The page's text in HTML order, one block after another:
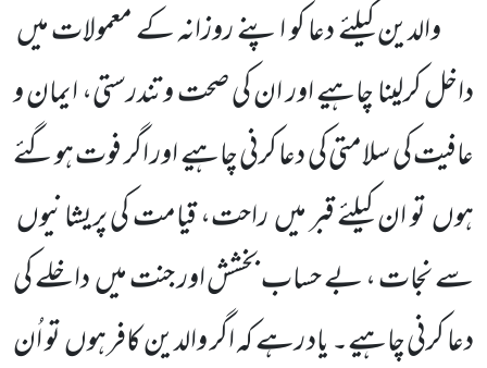
والدین کیلئے دعا کو اپنے روزانہ کے معمولات میں
داخل کرلینا چاہیے اور ان کی صحت و تندرستی، ایمان و
عافیت کی سلامتی کی دعا کرنی چاہیے اور اگر فوت ہوگئے
ہوں تو ان کیلئے قبر میں راحت، قیامت کی پریشانیوں
سے نجات ، بے حساب بخشش اور جنت میں داخلے کی
دعا کرنی چاہیے۔ یاد رہے کہ اگر والدین کافر ہوں تو اُن